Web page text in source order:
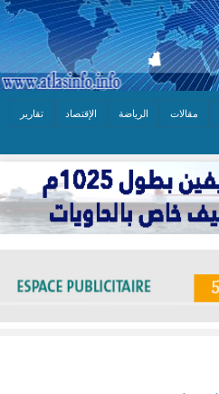
مقالات الرياضة الإقتصاد تقارير